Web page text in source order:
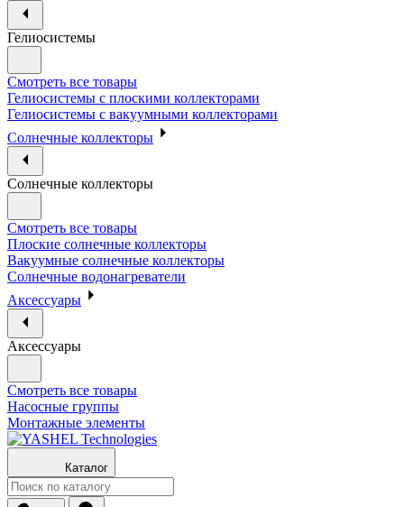
Гелиосистемы
Смотреть все товары
Гелиосистемы с плоскими коллекторами
Гелиосистемы с вакуумными коллекторами
Солнечные коллекторы
Солнечные коллекторы
Смотреть все товары
Плоские солнечные коллекторы
Вакуумные солнечные коллекторы
Солнечные водонагреватели
Аксессуары
Аксессуары
Смотреть все товары
Насосные группы
Монтажные элементы
Каталог